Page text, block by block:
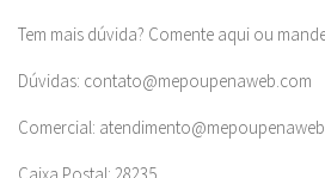
Tem mais dúvida? Comente aqui ou
Dúvidas: contato@mepoupenaweb.com
Comercial: